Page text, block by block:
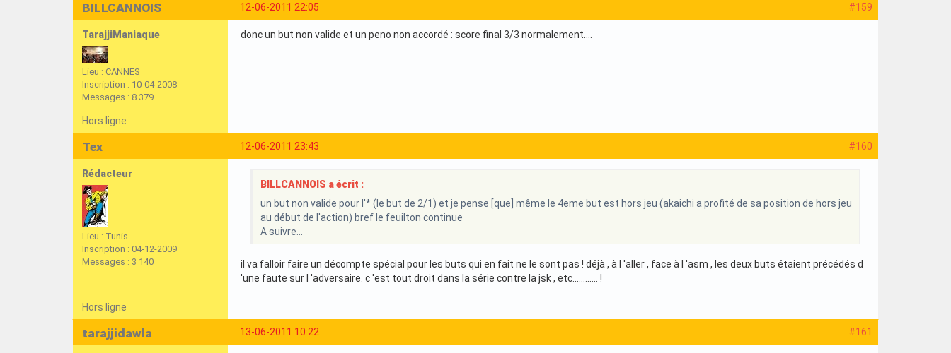
#159
12-06-2011 22:05
BILLCANNOIS
TarajjiManiaque
Lieu : CANNES
Inscription : 10-04-2008
Messages : 8 379
donc un but non valide et un peno non accordé : score final 3/3 normalement....
Hors ligne
#160
12-06-2011 23:43
Tex
Rédacteur
Lieu : Tunis
Inscription : 04-12-2009
Messages : 3 140
BILLCANNOIS a écrit :
un but non valide pour l'* (le but de 2/1) et je pense [que] même le 4eme but est hors jeu (akaichi a profité de sa position de hors jeu
au début de l'action) bref le feuilton continue
A suivre...
il va falloir faire un décompte spécial pour les buts qui en fait ne le sont pas ! déjà , à l 'aller , face à l 'asm , les deux buts étaient précédés d
'une faute sur l 'adversaire. c 'est tout droit dans la série contre la jsk , etc............ !
Hors ligne
#161
13-06-2011 10:22
tarajjidawla